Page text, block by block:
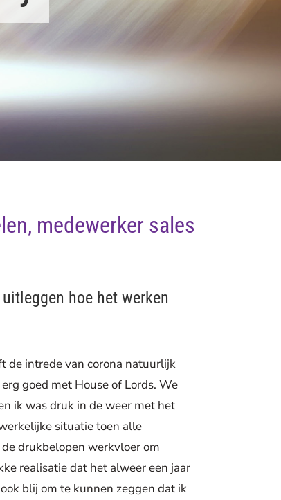
medewerker sales
hoe het werken
de intrede van corona natuurlijk
goed met House of Lords. We
ik was druk in de weer met het
situatie toen alle
drukbelopen werkvloer om
realisatie dat het alweer een jaar
blij om te kunnen zeggen dat ik